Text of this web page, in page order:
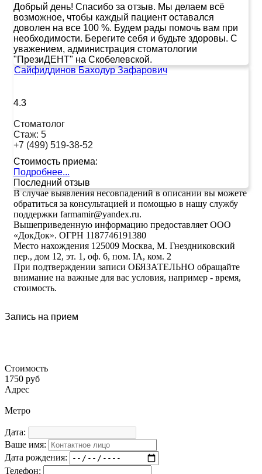
Добрый день! Спасибо за отзыв. Мы делаем всё
возможное, чтобы каждый пациент оставался
доволен на все 100 %. Будем рады помочь вам при
необходимости. Берегите себя и будьте здоровы. С
уважением, администрация стоматологии
"ПрезиДЕНТ" на Скобелевской.
Сайфиддинов Баходур Зафарович
4.3
Стоматолог
Стаж: 5
+7 (499) 519-38-52
Стоимость приема:
Подробнее...
Последний отзыв
В случае выявления несовпадений в описании вы можете
обратиться за консультацией и помощью в нашу службу
поддержки farmamir@yandex.ru.
Вышеприведенную информацию предоставляет ООО
«ДокДок». ОГРН 1187746191380
Место нахождения 125009 Москва, М. Гнездниковский
пер., дом 12, эт. 1, оф. 6, пом. IA, ком. 2
При подтверждении записи ОБЯЗАТЕЛЬНО обращайте
внимание на важные для вас условия, например - время,
стоимость.
Запись на прием
Стоимость
1750 руб
Адрес
Метро
Дата:
Ваше имя:
Дата рождения:
Телефон: